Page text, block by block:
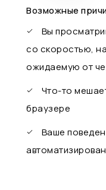
Возможные
Вы
со скоростью,
ожидаемую от
Что-то
браузере
Ваше